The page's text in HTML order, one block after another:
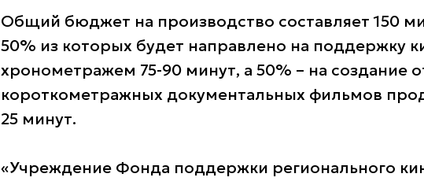
Общий бюджет на производство составляет 150
50% из которых будет направлено на поддержку
хронометражем 75-90 минут, а 50% – на создание
короткометражных документальных фильмов
25 минут.
«Учреждение Фонда поддержки регионального